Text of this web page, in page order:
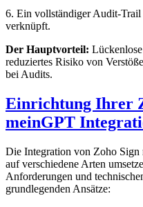
6. Ein vollständiger Audit-
verknüpft.
Der Hauptvorteil:
reduziertes Risiko von
bei Audits.
Einrichtung Ihrer
meinGPT
Die Integration von Zoho
auf verschiedene Arten
Anforderungen und
grundlegenden Ansätze: